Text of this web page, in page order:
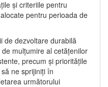
și criteriile pentru
pentru perioada de
de dezvoltare durabilă
mulțumire al cetățenilor
precum și prioritățile
ne sprijiniți în
următorului